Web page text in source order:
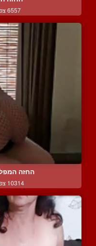
6557 צפיות
החזה
10314 צפיות